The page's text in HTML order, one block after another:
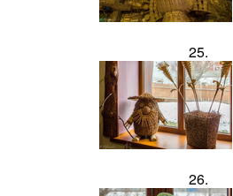
25.
26.